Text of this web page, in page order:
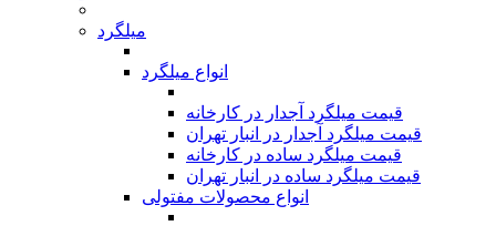
میلگرد
انواع میلگرد
قیمت میلگرد آجدار در کارخانه
قیمت میلگرد آجدار در انبار تهران
قیمت میلگرد ساده در کارخانه
قیمت میلگرد ساده در انبار تهران
انواع محصولات مفتولی